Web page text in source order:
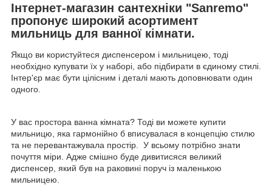
Інтернет-магазин сантехніки "Sanremo"
пропонує широкий асортимент
мильниць для ванної кімнати.
Якщо ви користуйтеся диспенсером і мильницею, тоді
необхідно купувати їх у наборі, або підбирати в єдиному стилі.
Інтер'єр має бути цілісним і деталі мають доповнювати один
одного.
У вас простора ванна кімната? Тоді ви можете купити
мильницю, яка гармонійно б вписувалася в концепцію стилю
та не перевантажувала простір. У всьому потрібно знати
почуття міри. Адже смішно буде дивитисяся великий
диспенсер, який був на раковині поруч із маленькою
мильницею.